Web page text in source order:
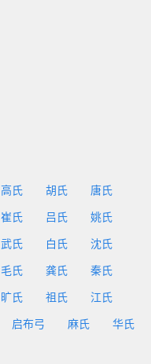
高氏 胡氏 唐氏
崔氏 吕氏 姚氏
武氏 白氏 沈氏
毛氏 龚氏 秦氏
旷氏 祖氏 江氏
启布弓 麻氏 华氏